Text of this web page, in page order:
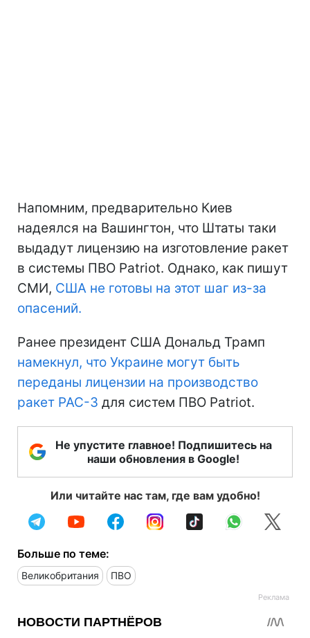
Напомним, предварительно Киев
надеялся на Вашингтон, что Штаты таки
выдадут лицензию на изготовление ракет
в системы ПВО Patriot. Однако, как пишут
СМИ, США не готовы на этот шаг из-за
опасений.
Ранее президент США Дональд Трамп
намекнул, что Украине могут быть
переданы лицензии на производство
ракет PAC-3 для систем ПВО Patriot.
Не упустите главное! Подпишитесь на
наши обновления в Google!
Или читайте нас там, где вам удобно!
Больше по теме:
Великобритания ПВО